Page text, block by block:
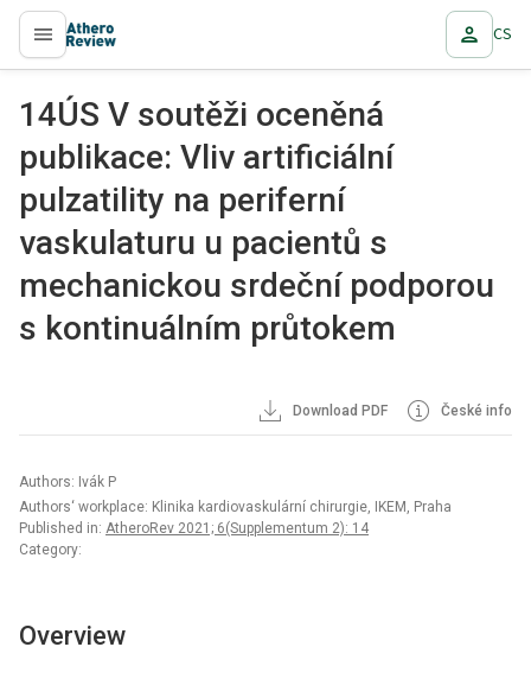
proLékaře.cz CS
14ÚS V soutěži oceněná
publikace: Vliv artificiální
pulzatility na periferní
vaskulaturu u pacientů s
mechanickou srdeční podporou
s kontinuálním průtokem
Download PDF České info
Authors: Ivák P
Authors‘ workplace: Klinika kardiovaskulární chirurgie, IKEM, Praha
Published in: AtheroRev 2021; 6(Supplementum 2): 14
Category:
Overview